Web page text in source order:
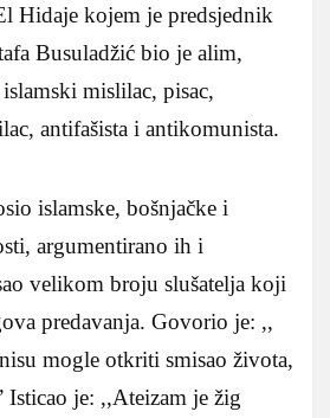
Hidaje kojem je predsjednik
Busuladžić bio je alim,
mislilac, pisac,
antifašista i antikomunista.
islamske, bošnjačke i
argumentirano ih i
velikom broju slušatelja koji
predavanja. Govorio je: ,,
mogle otkriti smisao života,
je: ,,Ateizam je žig